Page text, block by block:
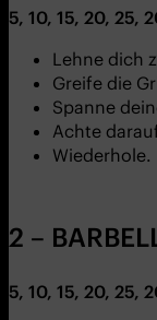
5, 10, 15, 20, 25,
Lehne dich
Greife die
Spanne
Achte
Wiederhole.
2 –
5, 10, 15, 20, 25,